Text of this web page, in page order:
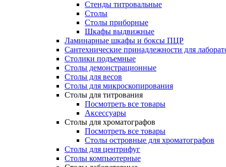
Стенды титровальные
Столы
Столы приборные
Шкафы выдвижные
Ламинарные шкафы и боксы ПЦР
Сантехнические принадлежности для
Столики подъемные
Столы демонстрационные
Столы для весов
Столы для микроскопирования
Столы для титрования
Посмотреть все товары
Аксессуары
Столы для хроматографов
Посмотреть все товары
Столы островные для хроматографов
Столы для центрифуг
Столы компьютерные